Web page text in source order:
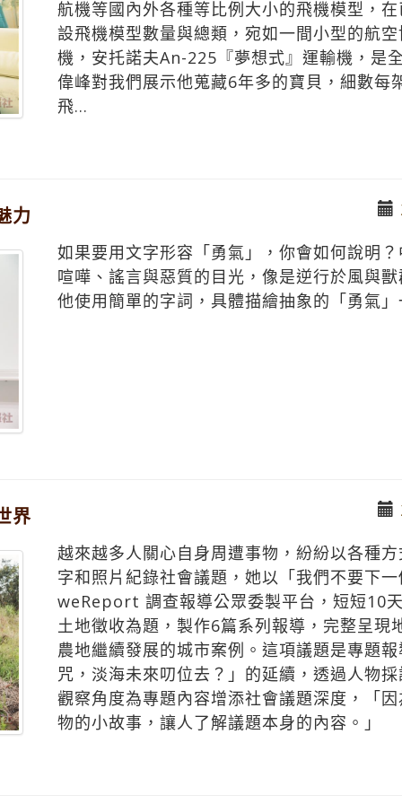
航機等國內外各種等比例大小的飛機模型，
設飛機模型數量與總類，宛如一間小型的航
機，安托諾夫An-225『夢想式』運輸機，是
偉峰對我們展示他蒐藏6年多的寶貝，細數每
飛...
力
如果要用文字形容「勇氣」，你會如何說明
喧嘩、謠言與惡質的目光，像是逆行於風與
他使用簡單的字詞，具體描繪抽象的「勇氣
界
越來越多人關心自身周遭事物，紛紛以各種
字和照片紀錄社會議題，她以「我們不要下
weReport 調查報導公眾委製平台，短短10
土地徵收為題，製作6篇系列報導，完整呈現
農地繼續發展的城市案例。這項議題是專題
咒，淡海未來叨位去？」的延續，透過人物
觀察角度為專題內容增添社會議題深度，「
物的小故事，讓人了解議題本身的內容。」